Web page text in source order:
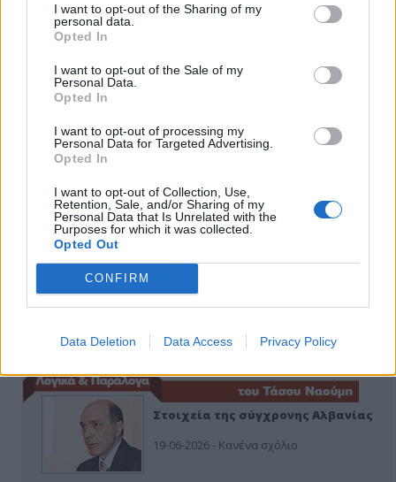
I want to opt-out of the Sharing of my
personal data.
Opted In
I want to opt-out of the Sale of my
Personal Data.
Opted In
I want to opt-out of processing my
Personal Data for Targeted Advertising.
Opted In
I want to opt-out of Collection, Use,
Retention, Sale, and/or Sharing of my
Personal Data that Is Unrelated with the
Purposes for which it was collected.
Opted Out
CONFIRM
Data Deletion Data Access Privacy Policy
24-07-2026 - Κανένα σχόλιο
Στοιχεία της σύγχρονης Αλβανίας
19-06-2026 - Κανένα σχόλιο